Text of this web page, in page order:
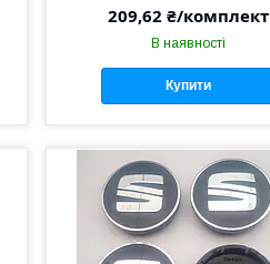
209,62 ₴/комплект
В наявності
Купити